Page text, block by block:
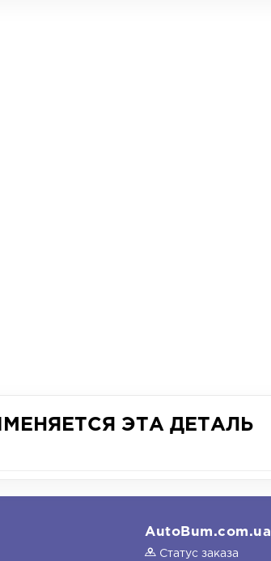
ЭТА ДЕТАЛЬ
AutoBum.com.ua
Статус заказа